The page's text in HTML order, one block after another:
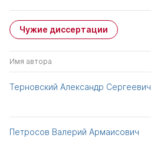
Чужие диссертации
Имя автора
Терновский Александр Сергеевич
Петросов Валерий Армаисович